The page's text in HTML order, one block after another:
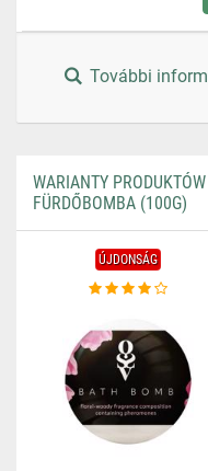
További
WARIANTY
FÜRDŐBOMBA (100G)
ÚJDONSÁG